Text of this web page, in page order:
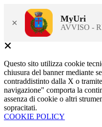
× MyUri
AVVISO -
Questo sito utilizza cookie
chiusura del banner mediante
contraddistinto dalla X o
navigazione" comporta la
assenza di cookie o altri
sopracitati.
COOKIE POLICY